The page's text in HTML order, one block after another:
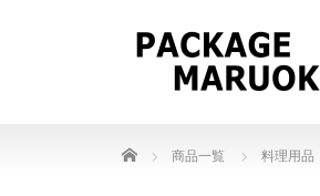
Home 商品一覧 料理用品